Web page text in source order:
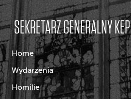
SEKRETARZ GENERALNY KEP
Home
Wydarzenia
Homilie